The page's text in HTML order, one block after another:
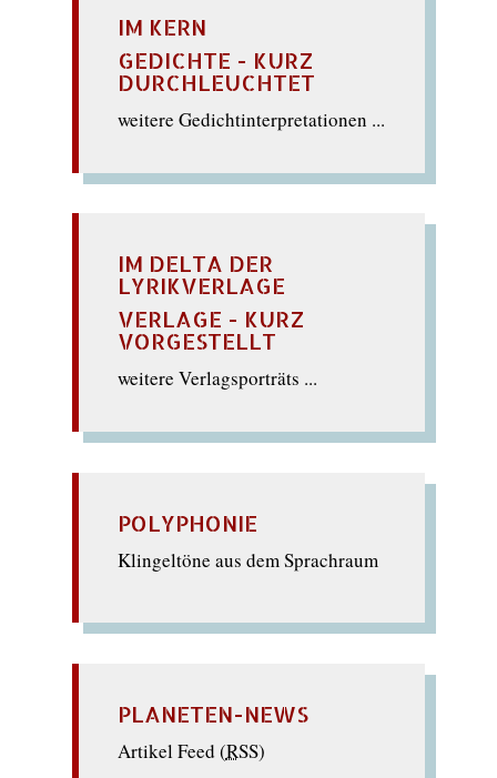
IM KERN
GEDICHTE - KURZ
DURCHLEUCHTET
weitere Gedichtinterpretationen ...
IM DELTA DER
LYRIKVERLAGE
VERLAGE - KURZ
VORGESTELLT
weitere Verlagsporträts ...
POLYPHONIE
Klingeltöne aus dem Sprachraum
PLANETEN-NEWS
Artikel Feed (RSS)